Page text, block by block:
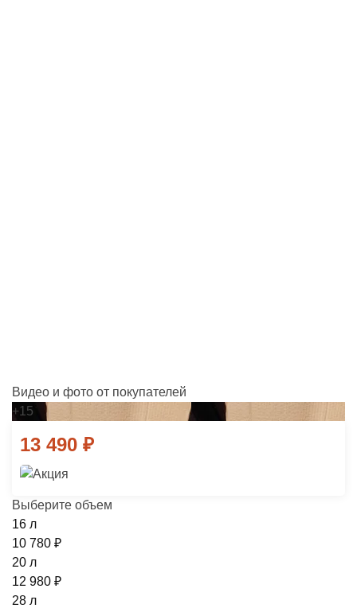
13 490 ₽
Выберите объем
16 л
10 780 ₽
20 л
12 980 ₽
28 л
Видео и фото от покупателей
+15